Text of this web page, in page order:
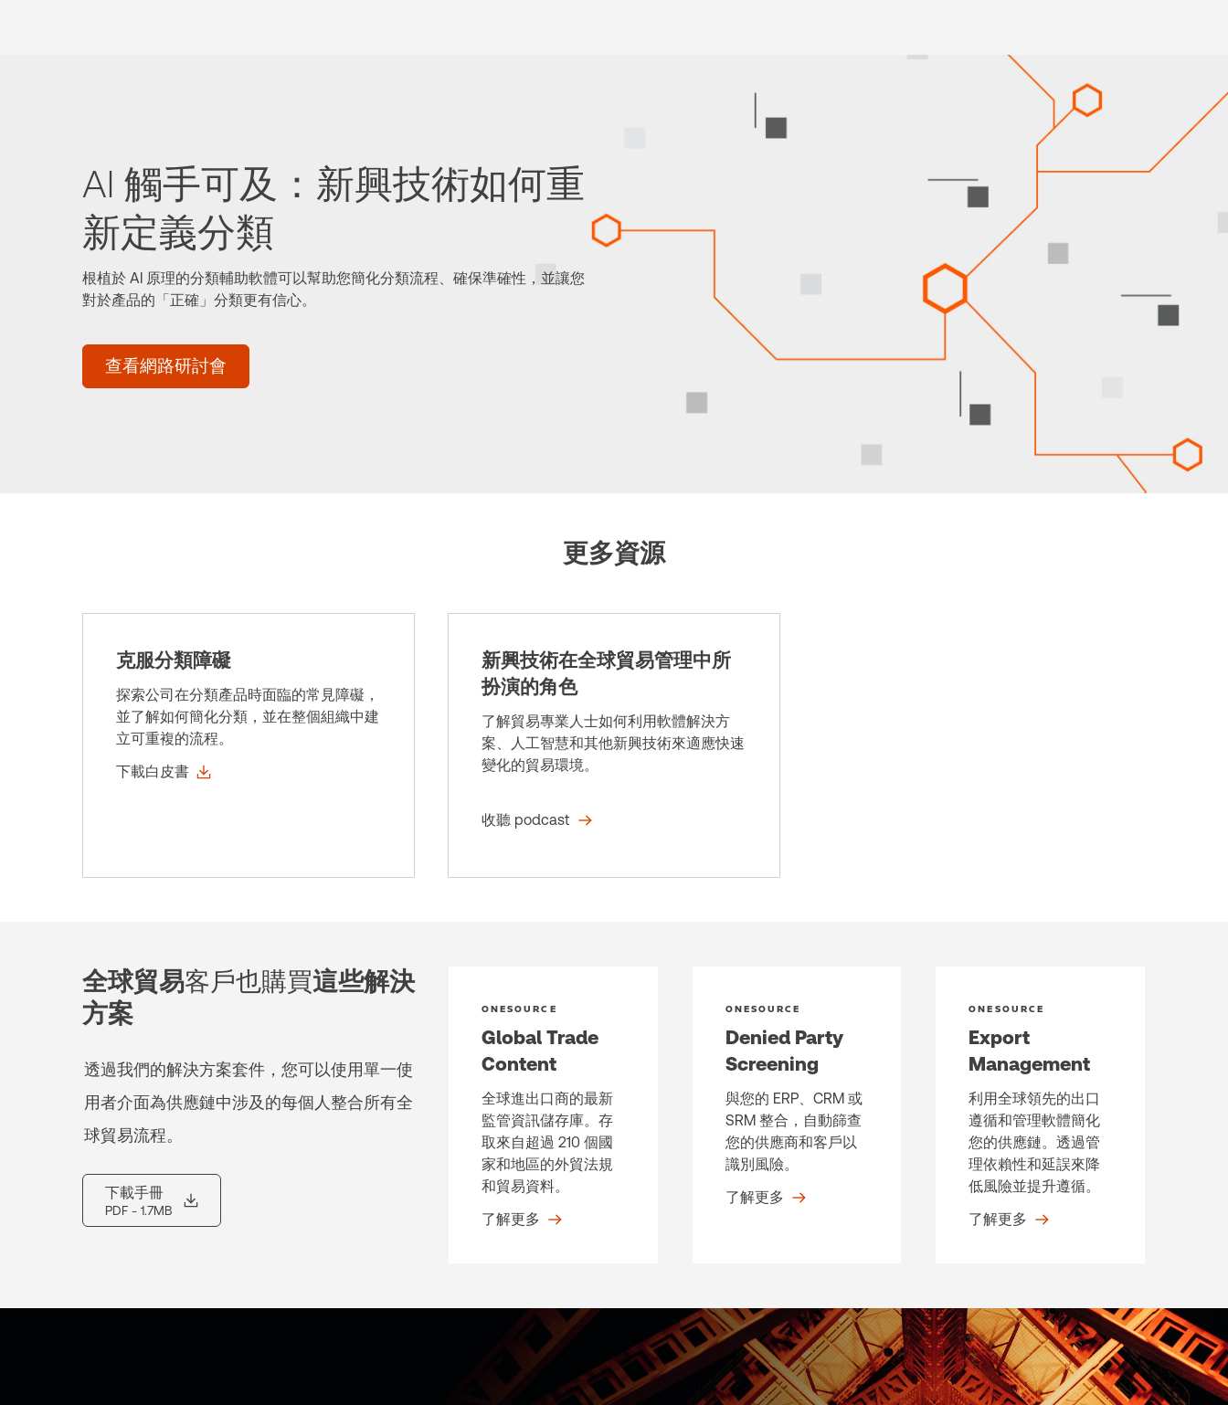
AI 觸手可及：新興技術如何重
新定義分類
根植於 AI 原理的分類輔助軟體可以幫助您簡化分類流程、確保準確性，並讓您
對於產品的「正確」分類更有信心。
查看網路研討會
更多資源
克服分類障礙
探索公司在分類產品時面臨的常見障礙，
並了解如何簡化分類，並在整個組織中建
立可重複的流程。
下載白皮書
新興技術在全球貿易管理中所
扮演的角色
了解貿易專業人士如何利用軟體解決方
案、人工智慧和其他新興技術來適應快速
變化的貿易環境。
收聽 podcast
全球貿易客戶也購買這些解決
方案
透過我們的解決方案套件，您可以使用單一使
用者介面為供應鏈中涉及的每個人整合所有全
球貿易流程。
下載手冊
PDF - 1.7MB
ONESOURCE
Global Trade
Content
全球進出口商的最新
監管資訊儲存庫。存
取來自超過 210 個國
家和地區的外貿法規
和貿易資料。
了解更多
ONESOURCE
Denied Party
Screening
與您的 ERP、CRM 或
SRM 整合，自動篩查
您的供應商和客戶以
識別風險。
了解更多
ONESOURCE
Export
Management
利用全球領先的出口
遵循和管理軟體簡化
您的供應鏈。透過管
理依賴性和延誤來降
低風險並提升遵循。
了解更多